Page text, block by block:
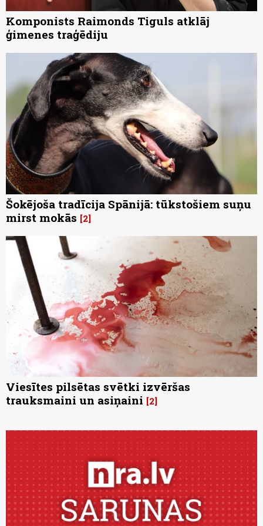
Komponists Raimonds Tiguls atklāj
ģimenes traģēdiju
Šokējoša tradīcija Spānijā: tūkstošiem suņu
mirst mokās 2
Viesītes pilsētas svētki izvēršas
trauksmaini un asiņaini 2